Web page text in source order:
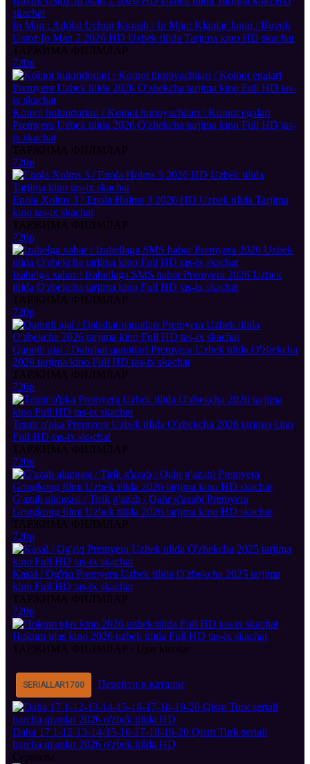
Ip Man : Adolat Uchun Kurash / Ip Man: Klanlar Jangi / Buyuk
Ustoz Ip Man 2 2026 HD Uzbek tilida Tarjima kino HD skachat
ТАРЖИМА ФИЛМЛАР
720p
Koinot hukmdorlari / Koinot himoyachilari / Koinot egalari
Premyera Uzbek tilida 2026 O'zbekcha tarjima kino Full HD tas-
ix skachat
ТАРЖИМА ФИЛМЛАР
720p
Enola Xolms 3 / Enola Holms 3 2026 HD Uzbek tilida Tarjima
kino tas-ix skachat
ТАРЖИМА ФИЛМЛАР
720p
Izabelga xabar / Izabellaga SMS habar Premyera 2026 Uzbek
tilida O'zbekcha tarjima kino Full HD tas-ix skachat
ТАРЖИМА ФИЛМЛАР
720p
Qanotli ajal / Dahshat qanotlari Premyera Uzbek tilida O'zbekcha
2026 tarjima kino Full HD tas-ix skachat
ТАРЖИМА ФИЛМЛАР
720p
Temir o'pka Premyera Uzbek tilida O'zbekcha 2026 tarjima kino
Full HD tas-ix skachat
ТАРЖИМА ФИЛМЛАР
720p
G'azab alangasi / Tirik g'azab / Qahr g'azabi Premyera
Gongkong filmi Uzbek tilida 2026 tarjima kino HD skachat
ТАРЖИМА ФИЛМЛАР
720p
Kasal / Og'riq Premyera Uzbek tilida O'zbekcha 2025 tarjima
kino Full HD tas-ix skachat
ТАРЖИМА ФИЛМЛАР
720p
Hokum ujas kino 2026 uzbek tilida Full HD tas-ix skachat
ТАРЖИМА ФИЛМЛАР / Ujas kinolar
SERIALLAR1700 Перейти в каталог
Daha 17 1-12-13-14-15-16-17-18-19-20 Qism Turk seriali
barcha qismlar 2026 o'zbek tilida HD
Сериалы